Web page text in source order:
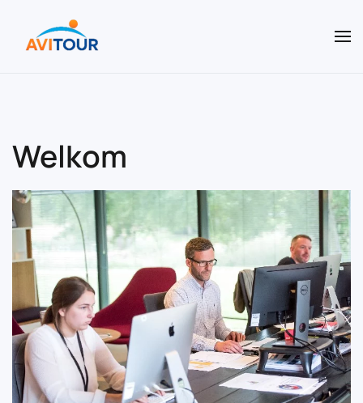
Terug naar hoofdinhoud
Welkom